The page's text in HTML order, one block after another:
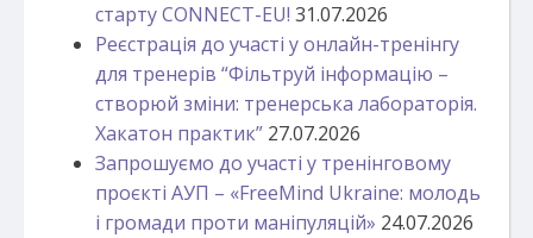
старту CONNECT-EU! 31.07.2026
Реєстрація до участі у онлайн-тренінгу
для тренерів “Фільтруй інформацію –
створюй зміни: тренерська лабораторія.
Хакатон практик” 27.07.2026
Запрошуємо до участі у тренінговому
проєкті АУП – «FreeMind Ukraine: молодь
і громади проти маніпуляцій» 24.07.2026